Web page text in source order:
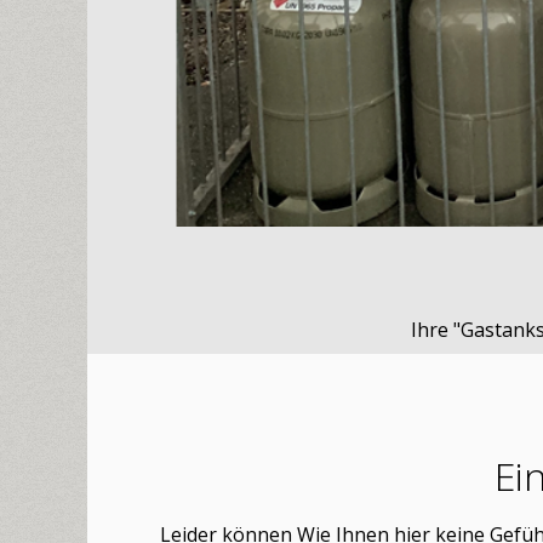
Ihre
Leider können Wie Ihnen hier keine